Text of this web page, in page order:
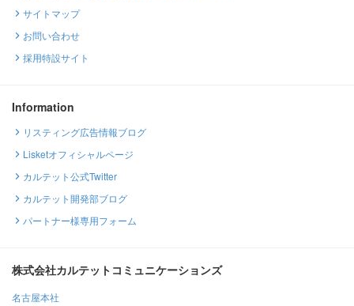
サイトマップ
お問い合わせ
採用特設サイト
Information
リスティング広告情報ブログ
Lisketオフィシャルページ
カルテット公式Twitter
カルテット開発部ブログ
パートナー様専用フォーム
株式会社カルテットコミュニケーションズ
名古屋本社